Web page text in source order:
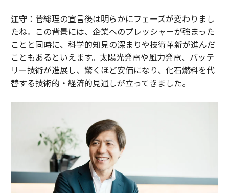
江守：菅総理の宣言後は明らかにフェーズが変わりまし
たね。この背景には、企業へのプレッシャーが強まった
ことと同時に、科学的知見の深まりや技術革新が進んだ
こともあるといえます。太陽光発電や風力発電、バッテ
リー技術が進展し、驚くほど安価になり、化石燃料を代
替する技術的・経済的見通しが立ってきました。